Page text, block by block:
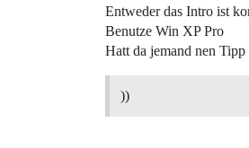
Entweder das Intro ist
Benutze Win XP Pro
Hatt da jemand nen Tipp
))